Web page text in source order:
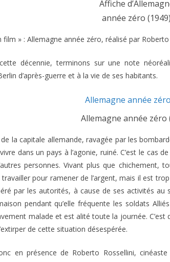
Affiche
année zéro (1949)
film » : Allemagne année zéro, réalisé par
cette décennie, terminons sur une note
d’après-guerre et à la vie de ses habitants.
Allemagne année zéro
la capitale allemande, ravagée par les
dans un pays à l’agonie, ruiné. C’est le cas
personnes. Vivant plus que chichement,
pour ramener de l’argent, mais il est
par les autorités, à cause de ses activités
pendant qu’elle fréquente les soldats
malade et est alité toute la journée.
de cette situation désespérée.
en présence de Roberto Rossellini,